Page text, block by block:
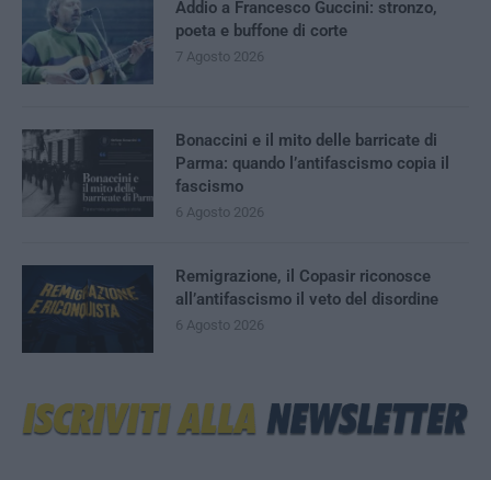
Addio a Francesco Guccini: stronzo,
poeta e buffone di corte
7 Agosto 2026
Bonaccini e il mito delle barricate di
Parma: quando l’antifascismo copia il
fascismo
6 Agosto 2026
Remigrazione, il Copasir riconosce
all’antifascismo il veto del disordine
6 Agosto 2026